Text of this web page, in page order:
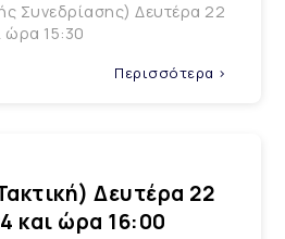
Συνεδρίασης) Δευτέρα 22
ώρα 15:30
Περισσότερα >
Δευτέρα 22
και ώρα 16:00